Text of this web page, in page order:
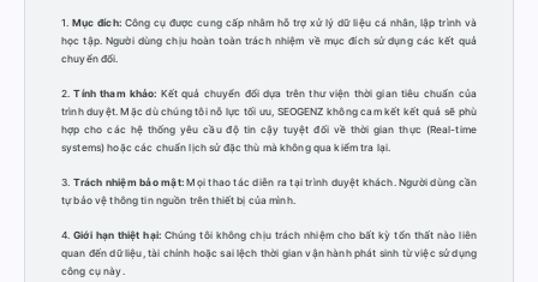
1.Mục đích:Công cụ được cung cấp nhằm hỗ trợ xử lý dữ liệu cá nhân, lập trình và
học tập. Người dùng chịu hoàn toàn trách nhiệm về mục đích sử dụng các kết quả
chuyển đổi.
2.Tính tham khảo: Kết quả chuyển đổi dựa trên thư viện thời gian tiêu chuẩn của
trình duyệt. Mặc dù chúng tôi nỗ lực tối ưu, SEOGENZ không cam kết kết quả sẽ phù
hợp cho các hệ thống yêu cầu độ tin cậy tuyệt đối về thời gian thực (Real-time
systems) hoặc các chuẩn lịch sử đặc thù mà không qua kiểm tra lại.
3. Trách nhiệm bảo mật:Mọi thao tác diễn ra tại trình duyệt khách. Người dùng cần
tự bảo vệ thông tin nguồn trên thiết bị của mình.
4.Giới hạn thiệt hại:Chúng tôi không chịu trách nhiệm cho bất kỳ tổn thất nào liên
quan đến dữ liệu, tài chính hoặc sai lệch thời gian vận hành phát sinh từ việc sử dụng
công cụ này.